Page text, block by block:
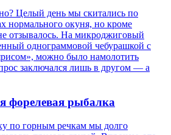
Целый день мы скитались по
нормального окуня, но кроме
отзывалось. На микроджиговый
однограммовой чебурашкой с
можно было намолотить
заключался лишь в другом — а
форелевая рыбалка
по горным речкам мы долго